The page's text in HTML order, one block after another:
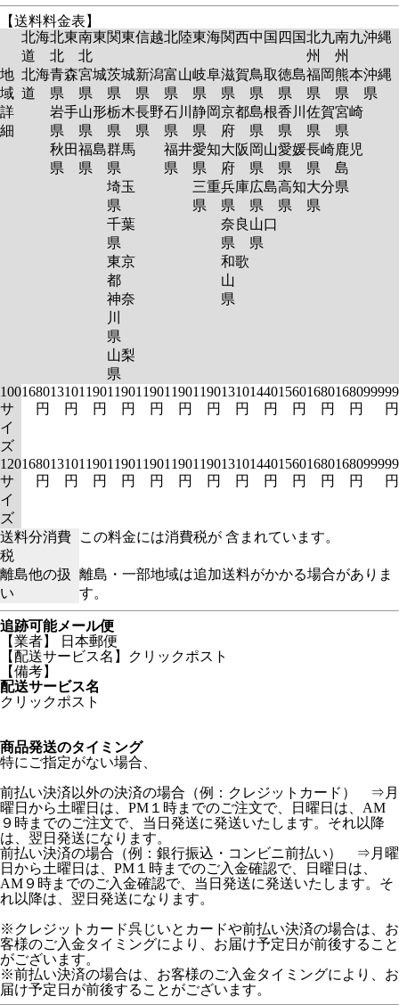
【送料料金表】
北海
道
北東
北
南東
北
関東信越北陸東海関西中国 四国北九
州
南九
州
沖縄
地
域
詳
細
北海
道
青森
県
岩手
県
秋田
県
宮城
県
山形
県
福島
県
茨城
県
栃木
県
群馬
県
埼玉
県
千葉
県
東京
都
神奈
川
県
山梨
県
新潟
県
長野
県
富山
県
石川
県
福井
県
岐阜
県
静岡
県
愛知
県
三重
県
滋賀
県
京都
府
大阪
府
兵庫
県
奈良
県
和歌
山
県
鳥取
県
島根
県
岡山
県
広島
県
山口
県
徳島
県
香川
県
愛媛
県
高知
県
福岡
県
佐賀
県
長崎
県
大分
県
熊本
県
宮崎
県
鹿児
島
県
沖縄
県
100
サ
イ
ズ
1680
円
1310
円
1190
円
1190
円
1190
円
1190
円
1190
円
1310
円
1440
円
1560
円
1680
円
1680
円
99999
円
120
サ
イ
ズ
1680
円
1310
円
1190
円
1190
円
1190
円
1190
円
1190
円
1310
円
1440
円
1560
円
1680
円
1680
円
99999
円
送料分消費
税
この料金には消費税が 含まれています。
離島他の扱
い
離島・一部地域は追加送料がかかる場合がありま
す。
追跡可能メール便
【業者】 日本郵便
【配送サービス名】クリックポスト
【備考】
配送サービス名
クリックポスト
商品発送のタイミング
特にご指定がない場合、
前払い決済以外の決済の場合（例：クレジットカード） ⇒月
曜日から土曜日は、PM１時までのご注文で、日曜日は、AM
９時までのご注文で、当日発送に発送いたします。それ以降
は、翌日発送になります。
前払い決済の場合（例：銀行振込・コンビニ前払い） ⇒月曜
日から土曜日は、PM１時までのご入金確認で、日曜日は、
AM９時までのご入金確認で、当日発送に発送いたします。そ
れ以降は、翌日発送になります。
※クレジットカード呉じいとカードや前払い決済の場合は、お
客様のご入金タイミングにより、お届け予定日が前後すること
がございます。
※前払い決済の場合は、お客様のご入金タイミングにより、お
届け予定日が前後することがございます。